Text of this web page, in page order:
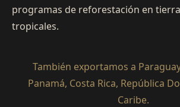
programas de reforestación en
tropicales.
También exportamos a
Panamá, Costa Rica, República
Caribe.